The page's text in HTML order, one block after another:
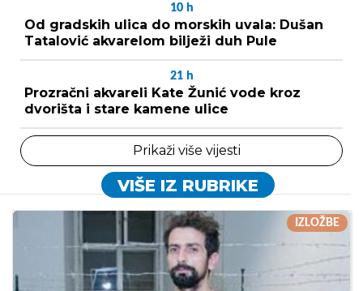
10 h
Od gradskih ulica do morskih uvala: Dušan
Tatalović akvarelom bilježi duh Pule
21 h
Prozračni akvareli Kate Žunić vode kroz
dvorišta i stare kamene ulice
Prikaži više vijesti
VIŠE IZ RUBRIKE
IZLOŽBE